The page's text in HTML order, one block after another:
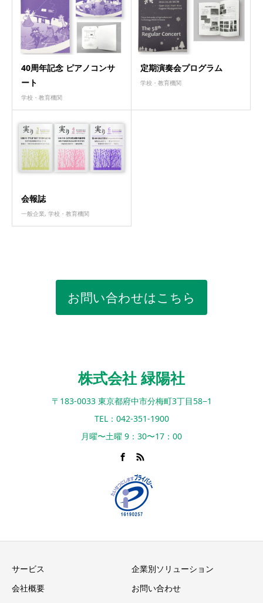
40周年記念 ピアノコンサ
ート
学校・教育機関
定期演奏会プログラム
学校・教育機関
会報誌
一般企業, 学校・教育機関
お問い合わせはこちら
株式会社 緑陽社
〒183-0033 東京都府中市分梅町3丁目58−1
TEL：042-351-1900
月曜〜土曜 9：30〜17：00
サービス
企業別ソリューション
会社概要
お問い合わせ